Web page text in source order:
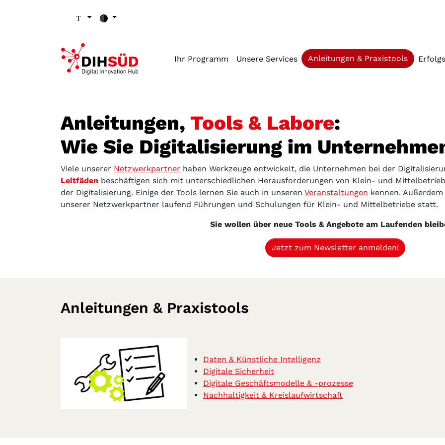
Ihr Programm Unsere Services Anleitungen & Praxistools(current)
Anleitungen, Tools & Labore:
Wie Sie Digitalisierung im
Viele unserer Netzwerkpartner haben Werkzeuge entwickelt, die Unternehmen bei der
Leitfäden beschäftigen sich mit unterschiedlichen Herausforderungen von Klein- und
der Digitalisierung. Einige der Tools lernen Sie auch in unseren Veranstaltungen kennen.
unserer Netzwerkpartner laufend Führungen und Schulungen für Klein- und Mittelbetriebe statt.
Sie wollen über neue Tools & Angebote am Laufenden
Jetzt zum Newsletter anmelden!
Anleitungen & Praxistools
Daten & Künstliche Intelligenz
Digitale Sicherheit
Digitale Geschäftsmodelle & -prozesse
Nachhaltigkeit & Kreislaufwirtschaft